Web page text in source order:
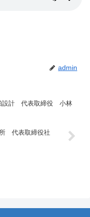
admin
設計 代表取締役 小林
代表取締役社